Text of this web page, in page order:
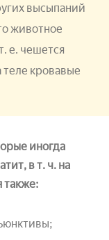
высыпаний
животное
е. чешется
теле кровавые
иногда
в т. ч. на
также: